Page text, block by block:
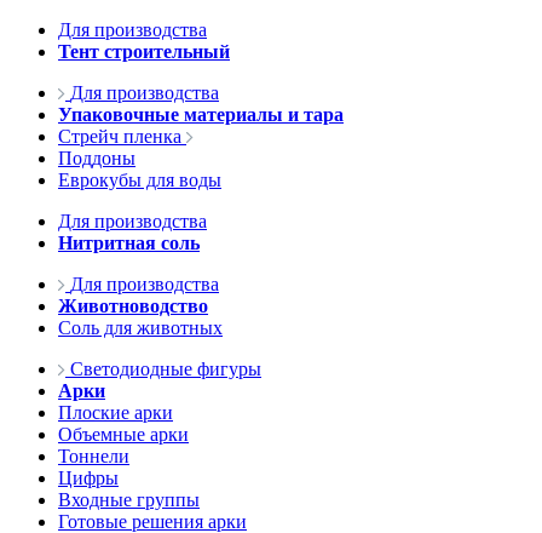
Для производства
Тент строительный
Для производства
Упаковочные материалы и тара
Стрейч пленка
Поддоны
Еврокубы для воды
Для производства
Нитритная соль
Для производства
Животноводство
Соль для животных
Светодиодные фигуры
Арки
Плоские арки
Объемные арки
Тоннели
Цифры
Входные группы
Готовые решения арки